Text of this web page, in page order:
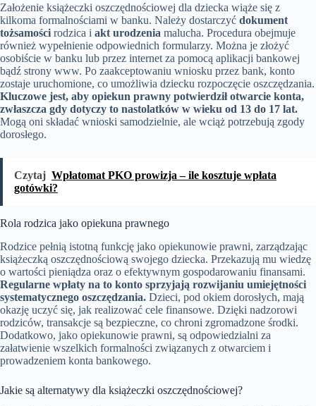
Założenie książeczki oszczędnościowej dla dziecka wiąże się z
kilkoma formalnościami w banku. Należy dostarczyć dokument
tożsamości rodzica i akt urodzenia malucha. Procedura obejmuje
również wypełnienie odpowiednich formularzy. Można je złożyć
osobiście w banku lub przez internet za pomocą aplikacji bankowej
bądź strony www. Po zaakceptowaniu wniosku przez bank, konto
zostaje uruchomione, co umożliwia dziecku rozpoczęcie oszczędzania.
Kluczowe jest, aby opiekun prawny potwierdził otwarcie konta,
zwłaszcza gdy dotyczy to nastolatków w wieku od 13 do 17 lat.
Mogą oni składać wnioski samodzielnie, ale wciąż potrzebują zgody
dorosłego.
Czytaj Wpłatomat PKO prowizja – ile kosztuje wpłata
gotówki?
Rola rodzica jako opiekuna prawnego
Rodzice pełnią istotną funkcję jako opiekunowie prawni, zarządzając
książeczką oszczędnościową swojego dziecka. Przekazują mu wiedzę
o wartości pieniądza oraz o efektywnym gospodarowaniu finansami.
Regularne wpłaty na to konto sprzyjają rozwijaniu umiejętności
systematycznego oszczędzania. Dzieci, pod okiem dorosłych, mają
okazję uczyć się, jak realizować cele finansowe. Dzięki nadzorowi
rodziców, transakcje są bezpieczne, co chroni zgromadzone środki.
Dodatkowo, jako opiekunowie prawni, są odpowiedzialni za
załatwienie wszelkich formalności związanych z otwarciem i
prowadzeniem konta bankowego.
Jakie są alternatywy dla książeczki oszczędnościowej?